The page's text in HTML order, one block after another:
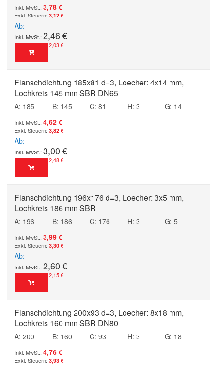
3,78 €
3,12 €
Ab
2,46 €
2,03 €
Flanschdichtung 185x81 d=3, Loecher: 4x14 mm,
Lochkreis 145 mm SBR DN65
A: 185 B: 145 C: 81 H: 3
G: 14
4,62 €
3,82 €
Ab
3,00 €
2,48 €
Flanschdichtung 196x176 d=3, Loecher: 3x5 mm,
Lochkreis 186 mm SBR
A: 196 B: 186 C: 176 H: 3
G: 5
3,99 €
3,30 €
Ab
2,60 €
2,15 €
Flanschdichtung 200x93 d=3, Loecher: 8x18 mm,
Lochkreis 160 mm SBR DN80
A: 200 B: 160 C: 93 H: 3
G: 18
4,76 €
3,93 €